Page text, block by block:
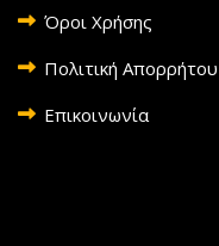
Όροι Χρήσης
Πολιτική Απορρήτου
Επικοινωνία